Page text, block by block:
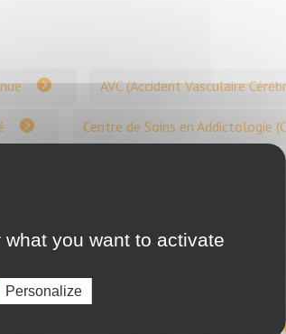
AVC (Accident Vasculaire
Centre de Soins en Addictologie
(ELSA)
Agées Dépendantes (EHPAD)
you want to activate
Personalize